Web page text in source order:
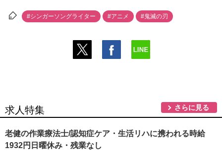
#シンガーソングライター #アニメ #鬼滅の刃
求人特集 さらに見る
老健の作業療法士/認知症ケア・生活リハに携われる時給
1932円日曜休み・残業なし